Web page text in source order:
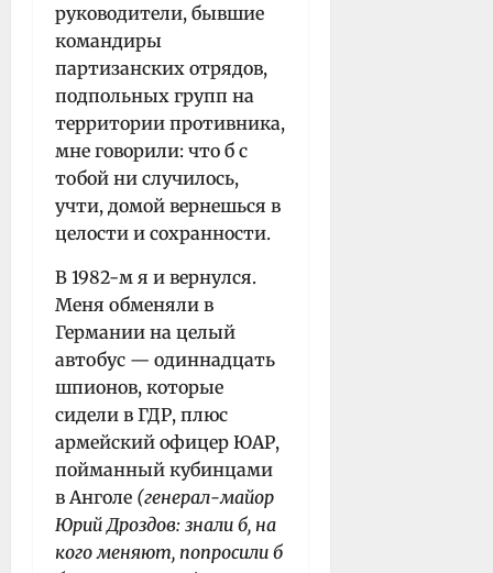
руководители, бывшие
командиры
партизанских отрядов,
подпольных групп на
территории противника,
мне говорили: что б с
тобой ни случилось,
учти, домой вернешься в
целости и сохранности.
В 1982-м я и вернулся.
Меня обменяли в
Германии на целый
автобус — одиннадцать
шпионов, которые
сидели в ГДР, плюс
армейский офицер ЮАР,
пойманный кубинцами
в Анголе (генерал-майор
Юрий Дроздов: знали б, на
кого меняют, попросили б